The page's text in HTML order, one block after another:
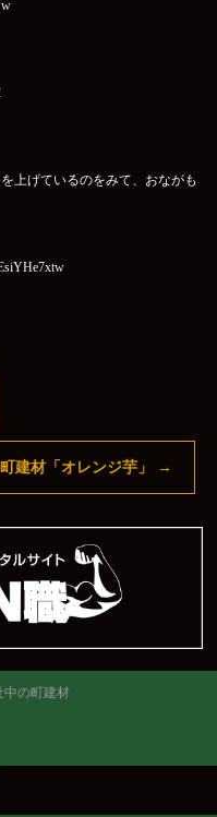
上げているのをみて、おながも
建材「オレンジ芋」 →
中の町建材